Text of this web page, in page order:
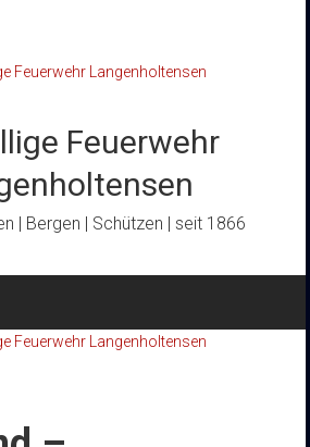
Feuerwehr
| Bergen | Schützen | seit 1866